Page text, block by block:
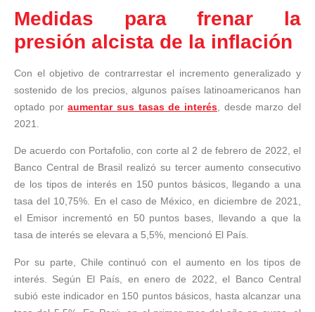
Medidas para frenar la
presión alcista de la inflación
Con el objetivo de contrarrestar el incremento generalizado y
sostenido de los precios, algunos países latinoamericanos han
optado poraumentar sus tasas de interés , desde marzo del
2021.
De acuerdo con Portafolio, con corte al 2 de febrero de 2022, el
Banco Central de Brasil realizó su tercer aumento consecutivo
de los tipos de interés en 150 puntos básicos, llegando a una
tasa del 10,75%. En el caso de México, en diciembre de 2021,
el Emisor incrementó en 50 puntos bases, llevando a que la
tasa de interés se elevara a 5,5%, mencionó El País.
Por su parte, Chile continuó con el aumento en los tipos de
interés. Según El País, en enero de 2022, el Banco Central
subió este indicador en 150 puntos básicos, hasta alcanzar una